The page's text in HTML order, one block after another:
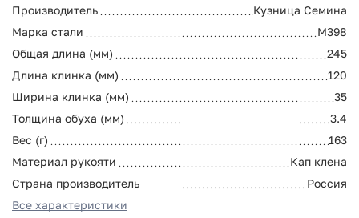
Производитель
Кузница Семина
Марка стали
M398
Общая длина (мм)
245
Длина клинка (мм)
120
Ширина клинка (мм)
35
Толщина обуха (мм)
3.4
Вес (г)
163
Материал рукояти
Кап клена
Страна производитель
Россия
Все характеристики